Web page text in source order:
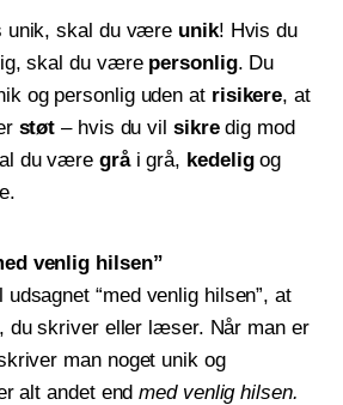
unik, skal du være unik! Hvis du
skal du være personlig. Du
og personlig uden at risikere, at
støt – hvis du vil sikredig mod
du være gråi grå, kedeligog
venlig hilsen”
“med venlig hilsen”, at
du skriver eller læser. Når man er
man noget unik og
alt andet endmed venlig hilsen.